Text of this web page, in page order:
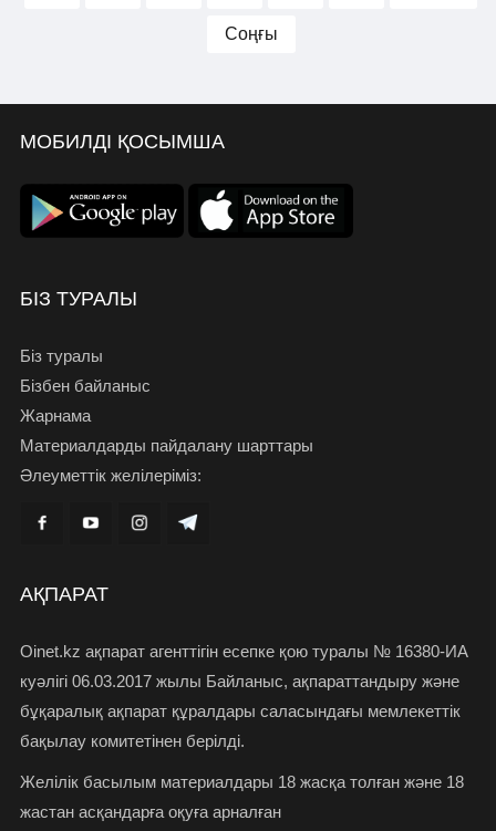
Соңғы
МОБИЛДІ ҚОСЫМША
БІЗ ТУРАЛЫ
Біз туралы
Бізбен байланыс
Жарнама
Материалдарды пайдалану шарттары
Әлеуметтік желілеріміз:
АҚПАРАТ
Oinet.kz ақпарат агенттігін есепке қою туралы № 16380-ИА
куәлігі 06.03.2017 жылы Байланыс, ақпараттандыру және
бұқаралық ақпарат құралдары саласындағы мемлекеттік
бақылау комитетінен берілді.
Желілік басылым материалдары 18 жасқа толған және 18
жастан асқандарға оқуға арналған